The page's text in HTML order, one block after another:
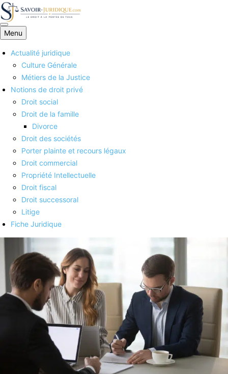
Savoirs juridiques
Menu
Actualité juridique
Culture Générale
Métiers de la Justice
Notions de droit privé
Droit social
Droit de la famille
Divorce
Droit des sociétés
Porter plainte et recours légaux
Droit commercial
Propriété Intellectuelle
Droit fiscal
Droit successoral
Litige
Fiche Juridique